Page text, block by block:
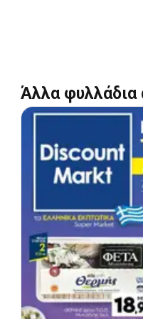
Άλλα φυλλάδια